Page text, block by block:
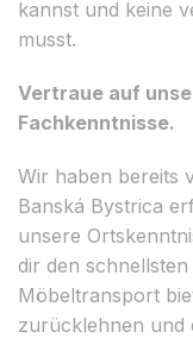
kannst und keine
musst.
Vertraue auf
Fachkenntnisse.
Wir haben bereits
Banská Bystrica
unsere
dir den
Möbeltransport
zurücklehnen und